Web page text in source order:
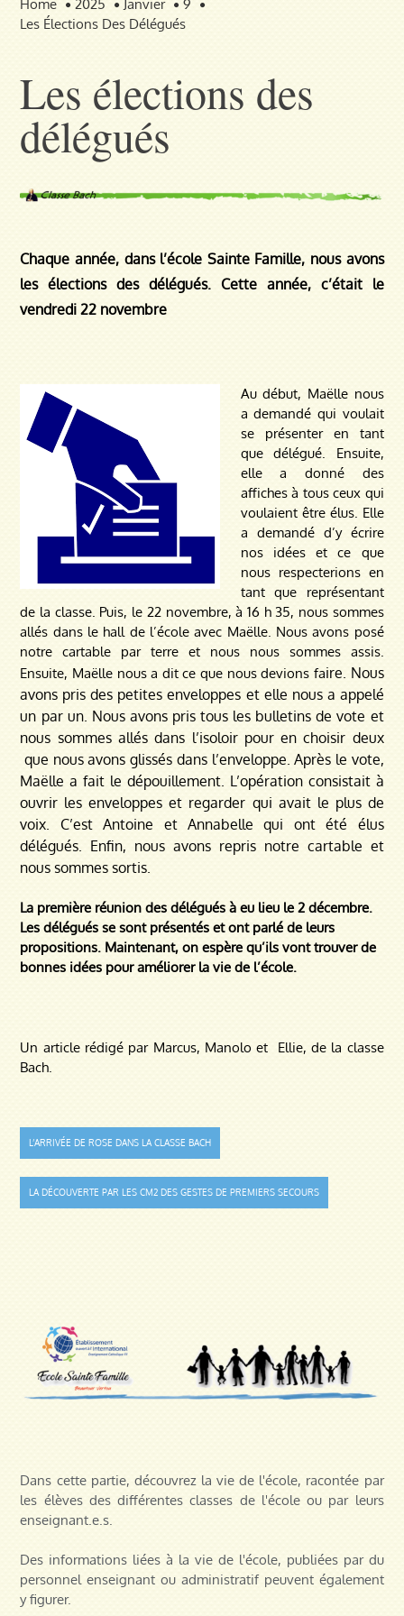
Home 2025 Janvier
9
Les Élections Des Délégués
Les élections des
délégués
Chaque année, dans l’école Sainte Famille, nous avons
les élections des délégués. Cette année, c’était le
vendredi 22 novembre
Au début, Maëlle nous
a demandé qui voulait
se présenter en tant
que délégué. Ensuite,
elle a donné des
affiches à tous ceux qui
voulaient être élus. Elle
a demandé d’y écrire
nos idées et ce que
nous respecterions en
tant que représentant
de la classe. Puis, le 22 novembre, à 16 h 35, nous sommes
allés dans le hall de l’école avec Maëlle. Nous avons posé
notre cartable par terre et nous nous sommes assis.
Ensuite, Maëlle nous a dit ce que nous devions faire. Nous
avons pris des petites enveloppes et elle nous a appelé
un par un. Nous avons pris tous les bulletins de vote et
nous sommes allés dans l’isoloir pour en choisir deux
que nous avons glissés dans l’enveloppe. Après le vote,
Maëlle a fait le dépouillement. L’opération consistait à
ouvrir les enveloppes et regarder qui avait le plus de
voix. C’est Antoine et Annabelle qui ont été élus
délégués. Enfin, nous avons repris notre cartable et
nous sommes sortis.
La première réunion des délégués à eu lieu le 2 décembre.
Les délégués se sont présentés et ont parlé de leurs
propositions. Maintenant, on espère qu’ils vont trouver de
bonnes idées pour améliorer la vie de l’école.
Un article rédigé par Marcus, Manolo et Ellie, de la classe
Bach.
Navigation
de
l’article
L’ARRIVÉE DE ROSE DANS LA CLASSE BACH
LA DÉCOUVERTE PAR LES CM2 DES GESTES DE PREMIERS SECOURS
Dans cette partie, découvrez la vie de l'école, racontée par
les élèves des différentes classes de l'école ou par leurs
enseignant.e.s.
Des informations liées à la vie de l'école, publiées par du
personnel enseignant ou administratif peuvent également
y figurer.